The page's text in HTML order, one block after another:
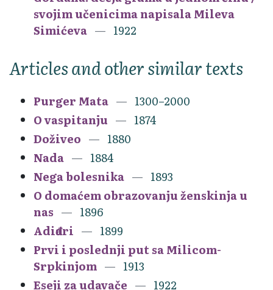
svojim učenicima napisala Mileva
Simićeva
1922
Articles and other similar texts
Purger Mata
1300–2000
O vaspitanju
1874
Doživeo
1880
Nada
1884
Nega bolesnika
1893
O domaćem obrazovanju ženskinja u
nas
1896
Adiđari
1899
Prvi i poslednji put sa Milicom-
Srpkinjom
1913
Eseji za udavače
1922